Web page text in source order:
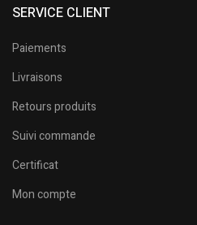
SERVICE CLIENT
Paiements
Livraisons
Retours produits
Suivi commande
Certificat
Mon compte